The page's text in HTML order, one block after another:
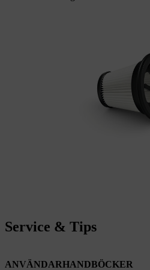
Service & Tips
ANVÄNDARHANDBÖCKER